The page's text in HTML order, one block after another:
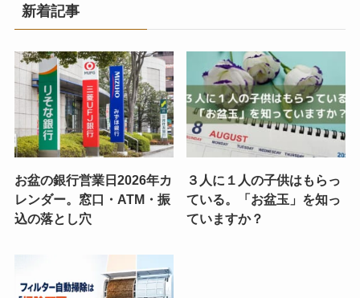
新着記事
お盆の銀行営業日2026年カ
レンダー。窓口・ATM・振
込の落とし穴
３人に１人の子供はもらっ
ている。「お盆玉」を知っ
ていますか？